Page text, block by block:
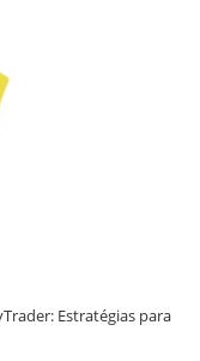
Estratégias para